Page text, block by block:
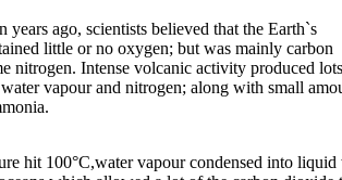
ago, scientists believed that the Earth`s
little or no oxygen; but was mainly carbon
nitrogen. Intense volcanic activity produced
vapour and nitrogen; along with small
hit 100°C,water vapour condensed into liquid